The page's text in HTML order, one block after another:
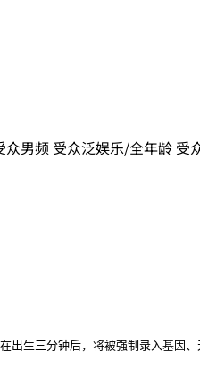
众男频 受众泛娱乐/全年龄 受
生三分钟后，将被强制录入基因